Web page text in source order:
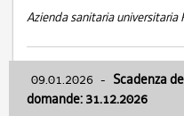
Azienda sanitaria universitaria
09.01.2026 - Scadenza
domande: 31.12.2026